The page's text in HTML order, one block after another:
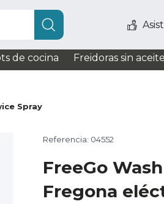
de cocina Freidoras sin aceite
Spray
Referencia: 04552
FreeGo
Fregona